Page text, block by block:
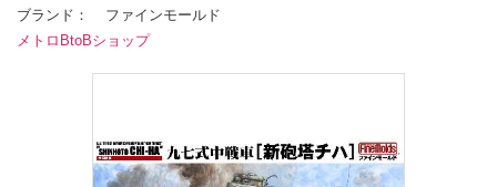
ブランド
ファインモールド
メトロBtoBショップ